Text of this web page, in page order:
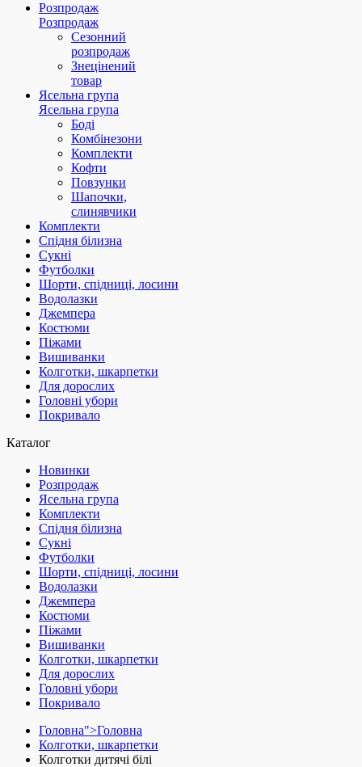
Розпродаж
Розпродаж
Сезонний
розпродаж
Знецінений
товар
Ясельна група
Ясельна група
Боді
Комбінезони
Комплекти
Кофти
Повзунки
Шапочки,
слинявчики
Комплекти
Спідня білизна
Сукні
Футболки
Шорти, спідниці, лосини
Водолазки
Джемпера
Костюми
Піжами
Вишиванки
Колготки, шкарпетки
Для дорослих
Головні убори
Покривало
Каталог
Новинки
Розпродаж
Ясельна група
Комплекти
Спідня білизна
Сукні
Футболки
Шорти, спідниці, лосини
Водолазки
Джемпера
Костюми
Піжами
Вишиванки
Колготки, шкарпетки
Для дорослих
Головні убори
Покривало
Головна">Головна
Колготки, шкарпетки
Колготки дитячі білі